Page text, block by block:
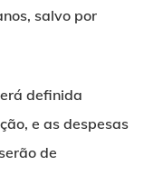
salvo por
definida
e as despesas
de